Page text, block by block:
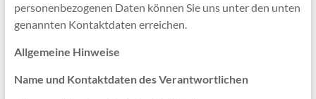
personenbezogenen Daten können Sie uns unter den unten
genannten Kontaktdaten erreichen.
Allgemeine Hinweise
Name und Kontaktdaten des Verantwortlichen